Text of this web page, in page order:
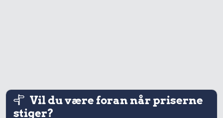
Vil du være foran når priserne
stiger?